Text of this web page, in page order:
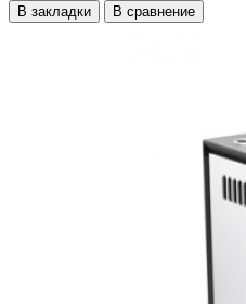
В закладки В сравнение